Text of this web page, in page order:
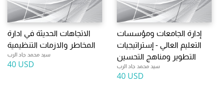
الاتجاهات الحديثة في ادارة
المخاطر والازمات التنظيمية
سيد محمد جاد الرب
40 USD
إدارة الجامعات ومؤسسات
التعليم العالي - إستراتيجيات
التطوير ومناهج التحسين
سيد محمد جاد الرب
40 USD